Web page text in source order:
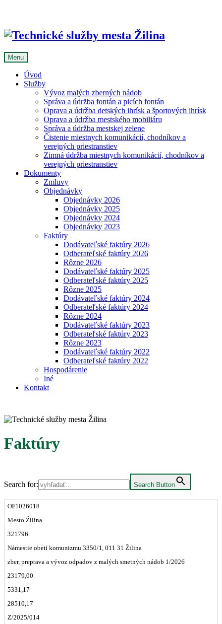
Menu
Úvod
Služby
Vývoz malých zberných nádob
Správa a údržba fontán a picích fontán
Oprava a údržba detských ihrísk a športových ihrísk
Oprava a údržba mestského mobiliáru
Správa a údržba mestskej zelene
Čistenie miestnych komunikácií, chodníkov a
verejných priestranstiev
Zimná údržba miestnych komunikácií, chodníkov a
verejných priestranstiev
Dokumenty
Zmluvy
Objednávky
Objednávky 2026
Objednávky 2025
Objednávky 2024
Objednávky 2023
Faktúry
Dodávateľské faktúry 2026
Odberateľské faktúry 2026
Rôzne 2026
Dodávateľské faktúry 2025
Odberateľské faktúry 2025
Rôzne 2025
Dodávateľské faktúry 2024
Odberateľské faktúry 2024
Rôzne 2024
Dodávateľské faktúry 2023
Odberateľské faktúry 2023
Rôzne 2023
Dodávateľské faktúry 2022
Odberateľské faktúry 2022
Hospodárenie
Iné
Kontakt
Faktúry
Search for: Search Button
OF1026018
Mesto Žilina
321796
Námestie obetí komunizmu 3350/1, 011 31 Žilina
zber, preprava a vývoz odpadov z malých smetných nádob 1/2026
23179,00
5331,17
28510,17
Z/2025/014